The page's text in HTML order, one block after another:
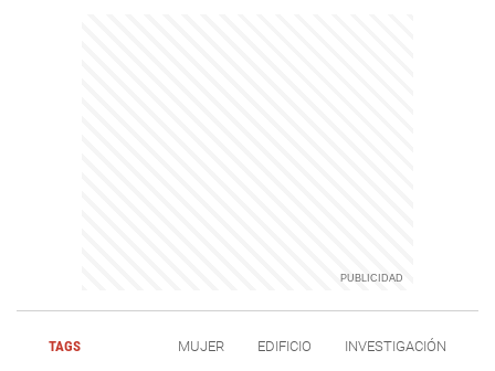
TAGS MUJER EDIFICIO INVESTIGACIÓN